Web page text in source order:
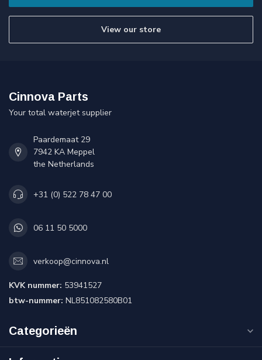
View our store
Cinnova Parts
Your total waterjet supplier
Paardemaat 29
7942 KA Meppel
the Netherlands
+31 (0) 522 78 47 00
06 11 50 5000
verkoop@cinnova.nl
KVK nummer: 53941527
btw-nummer: NL851082580B01
Categorieën